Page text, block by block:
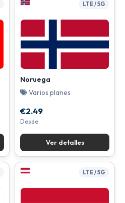
LTE / 5G
Noruega
Varios planes
€2.49
Desde
Ver detalles
LTE / 5G